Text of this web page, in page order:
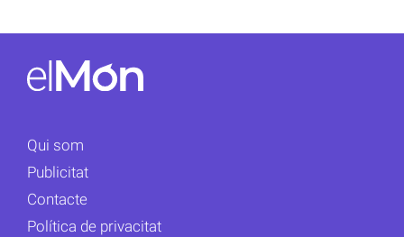
Qui som
Publicitat
Contacte
Política de privacitat